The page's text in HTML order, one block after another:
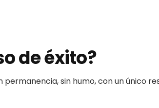
de éxito?
sin humo, con un único